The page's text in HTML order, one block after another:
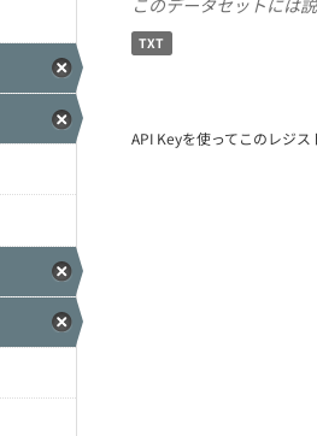
このデータセットには
TXT
API Keyを使ってこのレジ